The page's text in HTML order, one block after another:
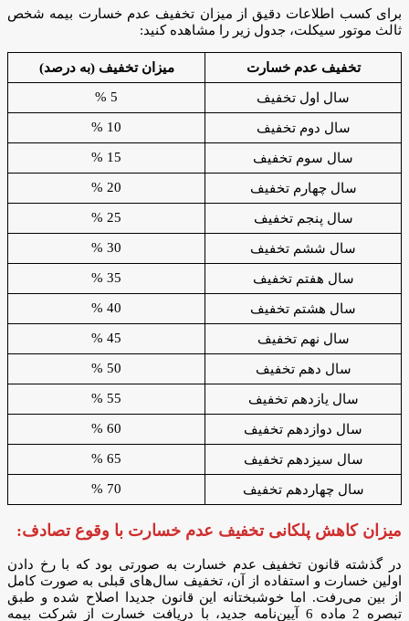
برای کسب اطلاعات دقیق از میزان تخفیف عدم خسارت بیمه شخص
ثالث موتور سیکلت، جدول زیر را مشاهده کنید:
تخفیف عدم خسارت میزان تخفیف (به درصد)
سال اول تخفیف 5 %
سال دوم تخفیف 10 %
سال سوم تخفیف 15 %
سال چهارم تخفیف 20 %
سال پنجم تخفیف 25 %
سال ششم تخفیف 30 %
سال هفتم تخفیف 35 %
سال هشتم تخفیف 40 %
سال نهم تخفیف 45 %
سال دهم تخفیف 50 %
سال یازدهم تخفیف 55 %
سال دوازدهم تخفیف 60 %
سال سیزدهم تخفیف 65 %
سال چهاردهم تخفیف 70 %
میزان کاهش پلکانی تخفیف عدم خسارت با وقوع تصادف:
در گذشته قانون تخفیف عدم خسارت به صورتی بود که با رخ دادن
اولین خسارت و استفاده از آن، تخفیف‌ سال‌های قبلی به صورت کامل
از بین می‌رفت. اما خوشبختانه این قانون جدیدا اصلاح شده و طبق
تبصره 2 ماده 6 آیین‌نامه جدید، با دریافت خسارت از شرکت بیمه